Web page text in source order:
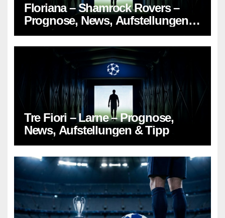
Floriana – Shamrock Rovers –
Prognose, News, Aufstellungen &
Tipp
Tre Fiori – Larne – Prognose,
News, Aufstellungen & Tipp